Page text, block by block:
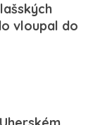
vloupal do